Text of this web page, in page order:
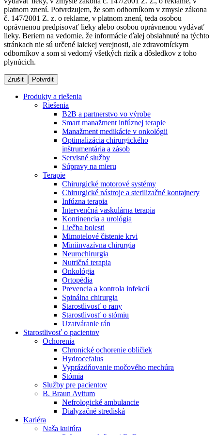
Produktový katalóg​
Objavte naše produkty. ​Navštívte produktový katalóg B.
Braun​ s našim kompletným produktovým portfóliom.​
Dialyzačné strediská
B. Braun Avitum poskytuje kvalitnú dialyzačnú starostlivosť
vo všetkých svojich strediskách na Slovensku. Viac
Nefrologické ambulancie
V nefrologických ambulanciách prevádzkujeme poradenstvo
a prípravu pacientov k jednotlivým metódam náhrady funkcie
obličiek. Zvoľte si mesto, ktoré potrebujete a navštívte nás.
Zostaňte v dialógu s B. Braun. Kontaktujte nás.
platnom znení. Potvrdzujem, že som odborníkom v zmysle zákona
č. 147/2001 Z. z. o reklame, v platnom znení, teda osobou
oprávnenou predpisovať lieky alebo osobou oprávnenou vydávať
lieky. Beriem na vedomie, že informácie ďalej obsiahnuté na týchto
stránkach nie sú určené laickej verejnosti, ale zdravotníckym
odborníkov a som si vedomý všetkých rizík a dôsledkov z toho
plynúcich.
Zrušiť Potvrdiť
Produkty a riešenia
Riešenia
B2B a partnerstvo vo výrobe
Smart manažment infúznej terapie
Manažment medikácie v onkológii
Optimalizácia chirurgického
inštrumentária a zásob
Servisné služby
Súpravy na mieru
Terapie
Chirurgické motorové systémy
Chirurgické nástroje a sterilizačné kontajnery
Infúzna terapia
Intervenčná vaskulárna terapia
Kontinencia a urológia
Liečba bolesti
Mimotelové čistenie krvi
Miniinvazívna chirurgia
Neurochirurgia
Nutričná terapia
Onkológia
Ortopédia
Prevencia a kontrola infekcií
Spinálna chirurgia
Starostlivosť o rany
Starostlivosť o stómiu
Uzatváranie rán
Starostlivosť o pacientov
Ochorenia
Chronické ochorenie obličiek
Hydrocefalus
Vyprázdňovanie močového mechúra
Stómia
Služby pre pacientov
B. Braun Avitum
Nefrologické ambulancie
Dialyzačné strediská
Kariéra
Naša kultúra